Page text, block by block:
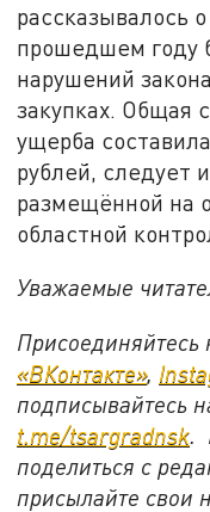
рассказывалось
прошедшем году
нарушений
закупках. Общая
ущерба
рублей, следует
размещённой на
областной
Уважаемые
Присоединяйтесь
«ВКонтакте»,
подписывайтесь
t.me/tsargradnsk.
поделиться с
присылайте свои